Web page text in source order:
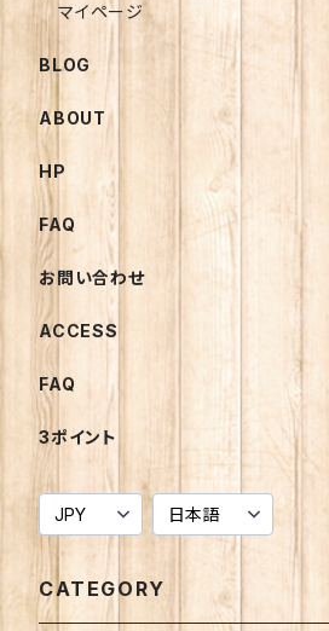
マイページ
BLOG
ABOUT
HP
FAQ
お問い合わせ
ACCESS
FAQ
3ポイント
CATEGORY